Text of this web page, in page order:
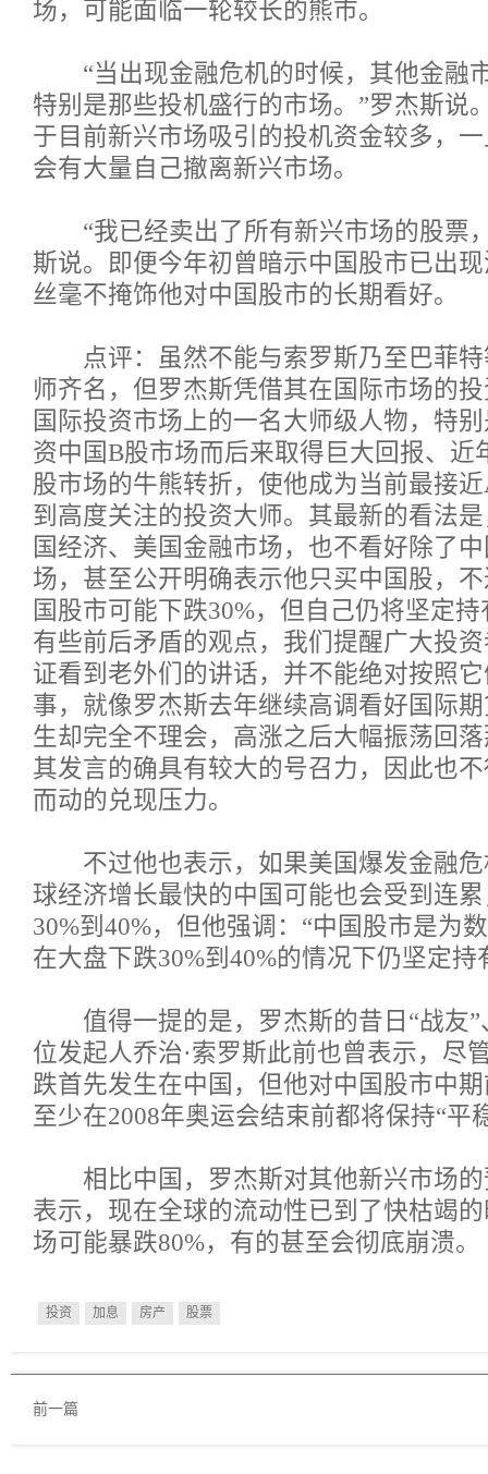
场，可能面临一轮较长的熊市。
“当出现金融危机的时候，其他金融
特别是那些投机盛行的市场。”罗杰斯说
于目前新兴市场吸引的投机资金较多，
会有大量自己撤离新兴市场。
“我已经卖出了所有新兴市场的股票
斯说。即便今年初曾暗示中国股市已出
丝毫不掩饰他对中国股市的长期看好。
点评：虽然不能与索罗斯乃至巴菲特
师齐名，但罗杰斯凭借其在国际市场的
国际投资市场上的一名大师级人物，特
资中国B股市场而后来取得巨大回报、近
股市场的牛熊转折，使他成为当前最接
到高度关注的投资大师。其最新的看法
国经济、美国金融市场，也不看好除了
场，甚至公开明确表示他只买中国股，
国股市可能下跌30%，但自己仍将坚定
有些前后矛盾的观点，我们提醒广大投
证看到老外们的讲话，并不能绝对按照
事，就像罗杰斯去年继续高调看好国际
生却完全不理会，高涨之后大幅振荡回
其发言的确具有较大的号召力，因此也
而动的兑现压力。
不过他也表示，如果美国爆发金融危
球经济增长最快的中国可能也会受到连
30%到40%，但他强调：“中国股市是为
在大盘下跌30%到40%的情况下仍坚定持
值得一提的是，罗杰斯的昔日“战友”
位发起人乔治·索罗斯此前也曾表示，尽
跌首先发生在中国，但他对中国股市中
至少在2008年奥运会结束前都将保持“平
相比中国，罗杰斯对其他新兴市场的
表示，现在全球的流动性已到了快枯竭
场可能暴跌80%，有的甚至会彻底崩溃。
投资 加息 房产 股票
前一篇